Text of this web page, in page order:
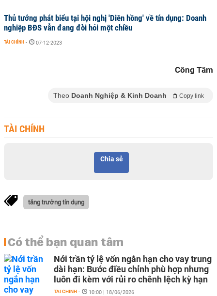
Thủ tướng phát biểu tại hội nghị 'Diên hồng' về tín dụng: Doanh
nghiệp BĐS vẫn đang đòi hỏi một chiều
TÀI CHÍNH - 07-12-2023
Công Tâm
Theo Doanh Nghiệp & Kinh Doanh Copy link
TÀI CHÍNH
Chia sẻ
tăng trưởng tín dụng
Có thể bạn quan tâm
Nới trần tỷ lệ vốn ngắn hạn cho vay trung
dài hạn: Bước điều chỉnh phù hợp nhưng
luôn đi kèm với rủi ro chênh lệch kỳ hạn
TÀI CHÍNH - 10:00 | 18/06/2026